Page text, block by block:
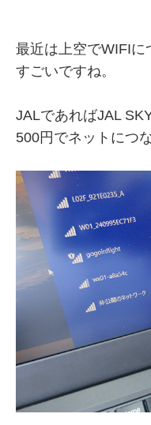
最近は上空でWIFI
すごいですね。
JALであればJAL
500円でネットにつ